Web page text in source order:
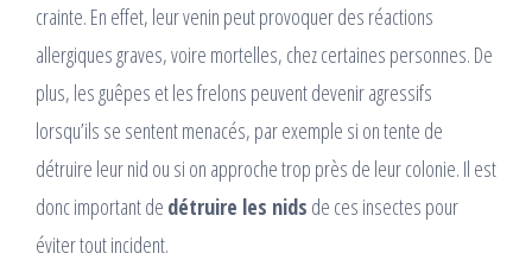
crainte. En effet, leur venin peut provoquer des réactions
allergiques graves, voire mortelles, chez certaines personnes. De
plus, les guêpes et les frelons peuvent devenir agressifs
lorsqu’ils se sentent menacés, par exemple si on tente de
détruire leur nid ou si on approche trop près de leur colonie. Il est
donc important de détruire les nids de ces insectes pour
éviter tout incident.